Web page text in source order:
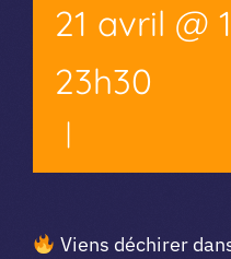
21 avril @
23h30
|
Viens déchirer